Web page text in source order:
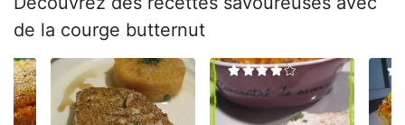
de la courge butternut